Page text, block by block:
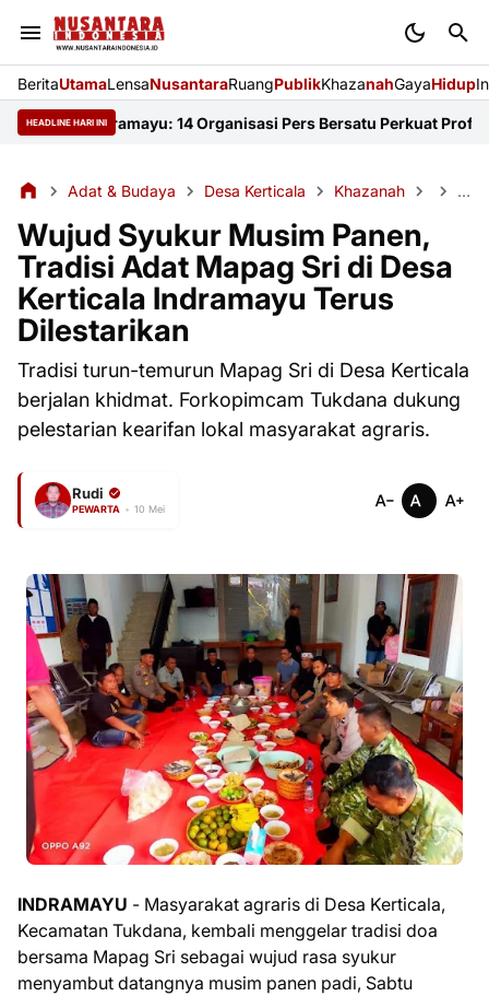
BeritaUtamaLensaNusantaraRuangPublikKhazanahGayaHidup
HEADLINE HARI INI
Indramayu: 14 Organisasi Pers Bersatu Perkuat
Adat & Budaya Desa Kerticala Khazanah
Wujud Syukur Musim Panen,
Tradisi Adat Mapag Sri di Desa
Kerticala Indramayu Terus
Dilestarikan
Tradisi turun-temurun Mapag Sri di Desa Kerticala
berjalan khidmat. Forkopimcam Tukdana dukung
pelestarian kearifan lokal masyarakat agraris.
Rudi
PEWARTA • 10 Mei
INDRAMAYU - Masyarakat agraris di Desa Kerticala,
Kecamatan Tukdana, kembali menggelar tradisi doa
bersama Mapag Sri sebagai wujud rasa syukur
menyambut datangnya musim panen padi, Sabtu